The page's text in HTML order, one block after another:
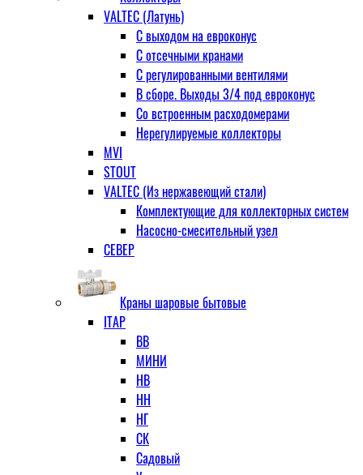
VALTEC (Латунь)
С выходом на евроконус
С отсечными кранами
С регулированными вентилями
В сборе. Выходы 3/4 под евроконус
Со встроенным расходомерами
Нерегулируемые коллекторы
MVI
STOUT
VALTEC (Из нержавеющий стали)
Комплектующие для коллекторных систем
Насосно-смесительный узел
СЕВЕР
Краны шаровые бытовые
ITAP
ВВ
МИНИ
НВ
НН
НГ
СК
Садовый